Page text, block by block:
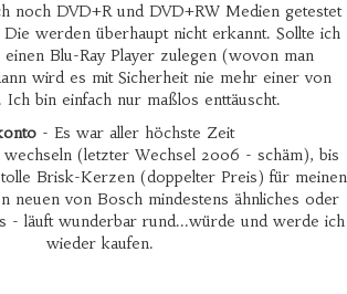
noch DVD+R und DVD+RW Medien getestet
werden überhaupt nicht erkannt. Sollte ich
Blu-Ray Player zulegen (wovon man
wird es mit Sicherheit nie mehr einer von
Ich bin einfach nur maßlos enttäuscht.
- Es war aller höchste Zeit
(letzter Wechsel 2006 - schäm), bis
Brisk-Kerzen (doppelter Preis) für meinen
neuen von Bosch mindestens ähnliches oder
- läuft wunderbar rund...würde und werde ich
wieder kaufen.